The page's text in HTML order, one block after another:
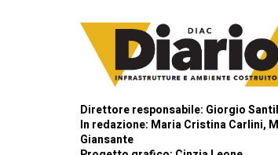
Direttore responsabile: Giorgio
In redazione: Maria Cristina Carlini,
Giansante